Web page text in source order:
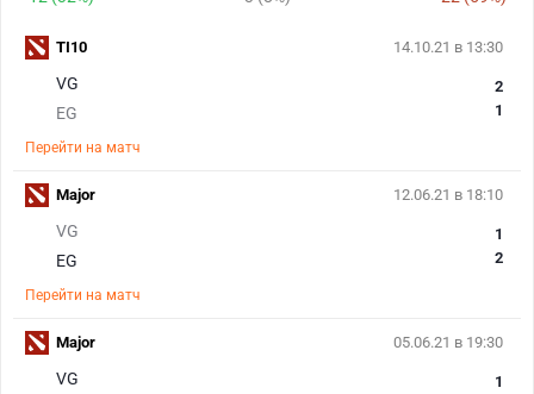
14.10.21 в 13:30
VG
EG
2
1
Перейти на матч
TI10
12.06.21 в 18:10
VG
EG
1
2
Перейти на матч
Major
05.06.21 в 19:30
VG
1
Major